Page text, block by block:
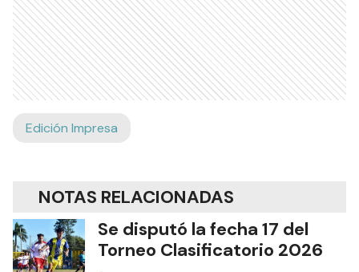
Edición Impresa
NOTAS RELACIONADAS
Se disputó la fecha 17 del
Torneo Clasificatorio 2026